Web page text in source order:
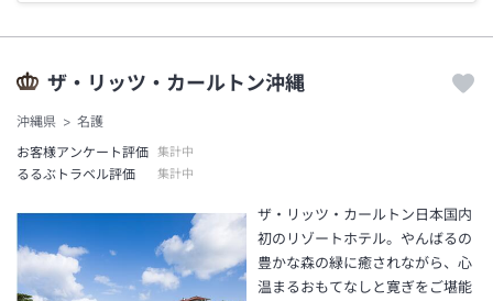
ザ・リッツ・カールトン沖縄
沖縄県
名護
お客様アンケート評価
集計中
るるぶトラベル評価 集計中
ザ・リッツ・カールトン日本国内
初のリゾートホテル。やんばるの
豊かな森の緑に癒されながら、心
温まるおもてなしと寛ぎをご堪能